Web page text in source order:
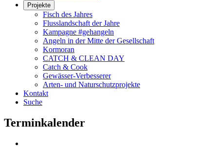
Projekte
Fisch des Jahres
Flusslandschaft der Jahre
Kampagne #gehangeln
Angeln in der Mitte der Gesellschaft
Kormoran
CATCH & CLEAN DAY
Catch & Cook
Gewässer-Verbesserer
Arten- und Naturschutzprojekte
Kontakt
Suche
Terminkalender